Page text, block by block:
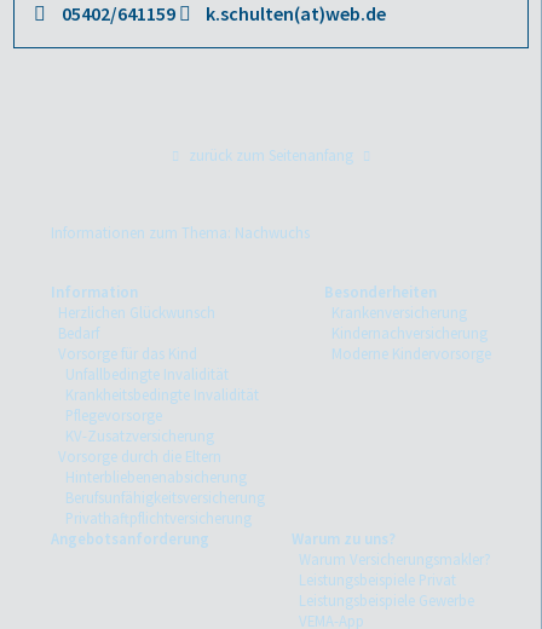
05402/641159 k.schulten(at)web.de
zurück zum Seitenanfang
Informationen zum Thema: Nachwuchs
Information
Herzlichen Glückwunsch
Bedarf
Vorsorge für das Kind
Unfallbedingte Invalidität
Krankheitsbedingte Invalidität
Pflegevorsorge
KV-Zusatzversicherung
Vorsorge durch die Eltern
Hinterbliebenenabsicherung
Berufsunfähigkeitsversicherung
Privathaftpflichtversicherung
Besonderheiten
Krankenversicherung
Kindernachversicherung
Moderne Kindervorsorge
Angebotsanforderung
Warum zu uns?
Warum Versicherungsmakler?
Leistungsbeispiele Privat
Leistungsbeispiele Gewerbe
VEMA-App